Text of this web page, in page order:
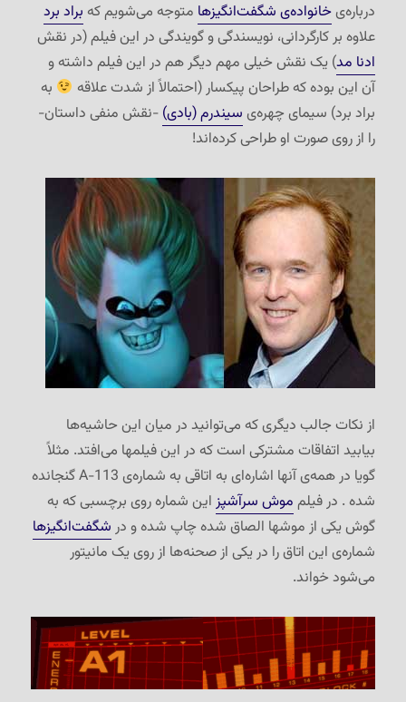
درباره‌یخانواده‌ی شگفت‌انگیزها متوجه می‌شویم که براد برد
علاوه بر کارگردانی، نویسندگی و گویندگی در این فیلم (در نقش
ادنا مد) یک نقش خیلی مهم دیگر هم در این فیلم داشته و
آن این بوده که طراحان پیکسار (احتمالاً از شدت علاقه
به
براد برد) سیمای چهره‌ی سیندرم (بادی) -نقش منفی داستان-
را از روی صورت او طراحی کرده‌اند!
از نکات جالب دیگری که می‌توانید در میان این حاشیه‌ها
بیابید اتفاقات مشترکی است که در این فیلمها می‌افتد. مثلاً
گویا در همه‌ی آنها اشاره‌ای به اتاقی به شماره‌ی A-113 گنجانده
شده . در فیلم موش سرآشپز این شماره روی برچسبی که به
گوش یکی از موشها الصاق شده چاپ شده و در شگفت‌انگیزها
شماره‌ی این اتاق را در یکی از صحنه‌ها از روی یک مانیتور
می‌شود خواند.